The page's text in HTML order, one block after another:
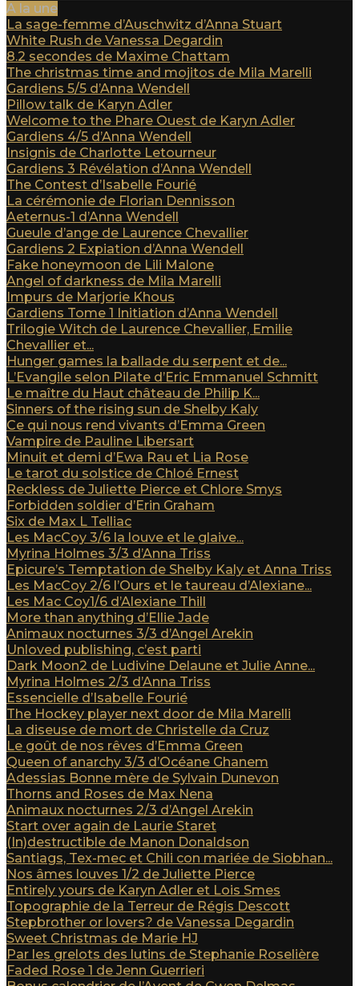
A la une
La sage-femme d’Auschwitz d’Anna Stuart
White Rush de Vanessa Degardin
8.2 secondes de Maxime Chattam
The christmas time and mojitos de Mila Marelli
Gardiens 5/5 d’Anna Wendell
Pillow talk de Karyn Adler
Welcome to the Phare Ouest de Karyn Adler
Gardiens 4/5 d’Anna Wendell
Insignis de Charlotte Letourneur
Gardiens 3 Révélation d’Anna Wendell
The Contest d’Isabelle Fourié
La cérémonie de Florian Dennisson
Aeternus-1 d’Anna Wendell
Gueule d’ange de Laurence Chevallier
Gardiens 2 Expiation d’Anna Wendell
Fake honeymoon de Lili Malone
Angel of darkness de Mila Marelli
Impurs de Marjorie Khous
Gardiens Tome 1 Initiation d’Anna Wendell
Trilogie Witch de Laurence Chevallier, Emilie
Chevallier et...
Hunger games la ballade du serpent et de...
L’Evangile selon Pilate d’Eric Emmanuel Schmitt
Le maître du Haut château de Philip K...
Sinners of the rising sun de Shelby Kaly
Ce qui nous rend vivants d’Emma Green
Vampire de Pauline Libersart
Minuit et demi d’Ewa Rau et Lia Rose
Le tarot du solstice de Chloé Ernest
Reckless de Juliette Pierce et Chlore Smys
Forbidden soldier d’Erin Graham
Six de Max L Telliac
Les MacCoy 3/6 la louve et le glaive...
Myrina Holmes 3/3 d’Anna Triss
Epicure’s Temptation de Shelby Kaly et Anna Triss
Les MacCoy 2/6 l’Ours et le taureau d’Alexiane...
Les Mac Coy1/6 d’Alexiane Thill
More than anything d’Ellie Jade
Animaux nocturnes 3/3 d’Angel Arekin
Unloved publishing, c’est parti
Dark Moon2 de Ludivine Delaune et Julie Anne...
Myrina Holmes 2/3 d’Anna Triss
Essencielle d’Isabelle Fourié
The Hockey player next door de Mila Marelli
La diseuse de mort de Christelle da Cruz
Le goût de nos rêves d’Emma Green
Queen of anarchy 3/3 d’Océane Ghanem
Adessias Bonne mère de Sylvain Dunevon
Thorns and Roses de Max Nena
Animaux nocturnes 2/3 d’Angel Arekin
Start over again de Laurie Staret
(In)destructible de Manon Donaldson
Santiags, Tex-mec et Chili con mariée de Siobhan...
Nos âmes louves 1/2 de Juliette Pierce
Entirely yours de Karyn Adler et Lois Smes
Topographie de la Terreur de Régis Descott
Stepbrother or lovers? de Vanessa Degardin
Sweet Christmas de Marie HJ
Par les grelots des lutins de Stephanie Roselière
Faded Rose 1 de Jenn Guerrieri